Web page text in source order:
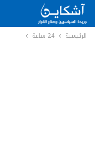
الرئيسية 24 ساعة